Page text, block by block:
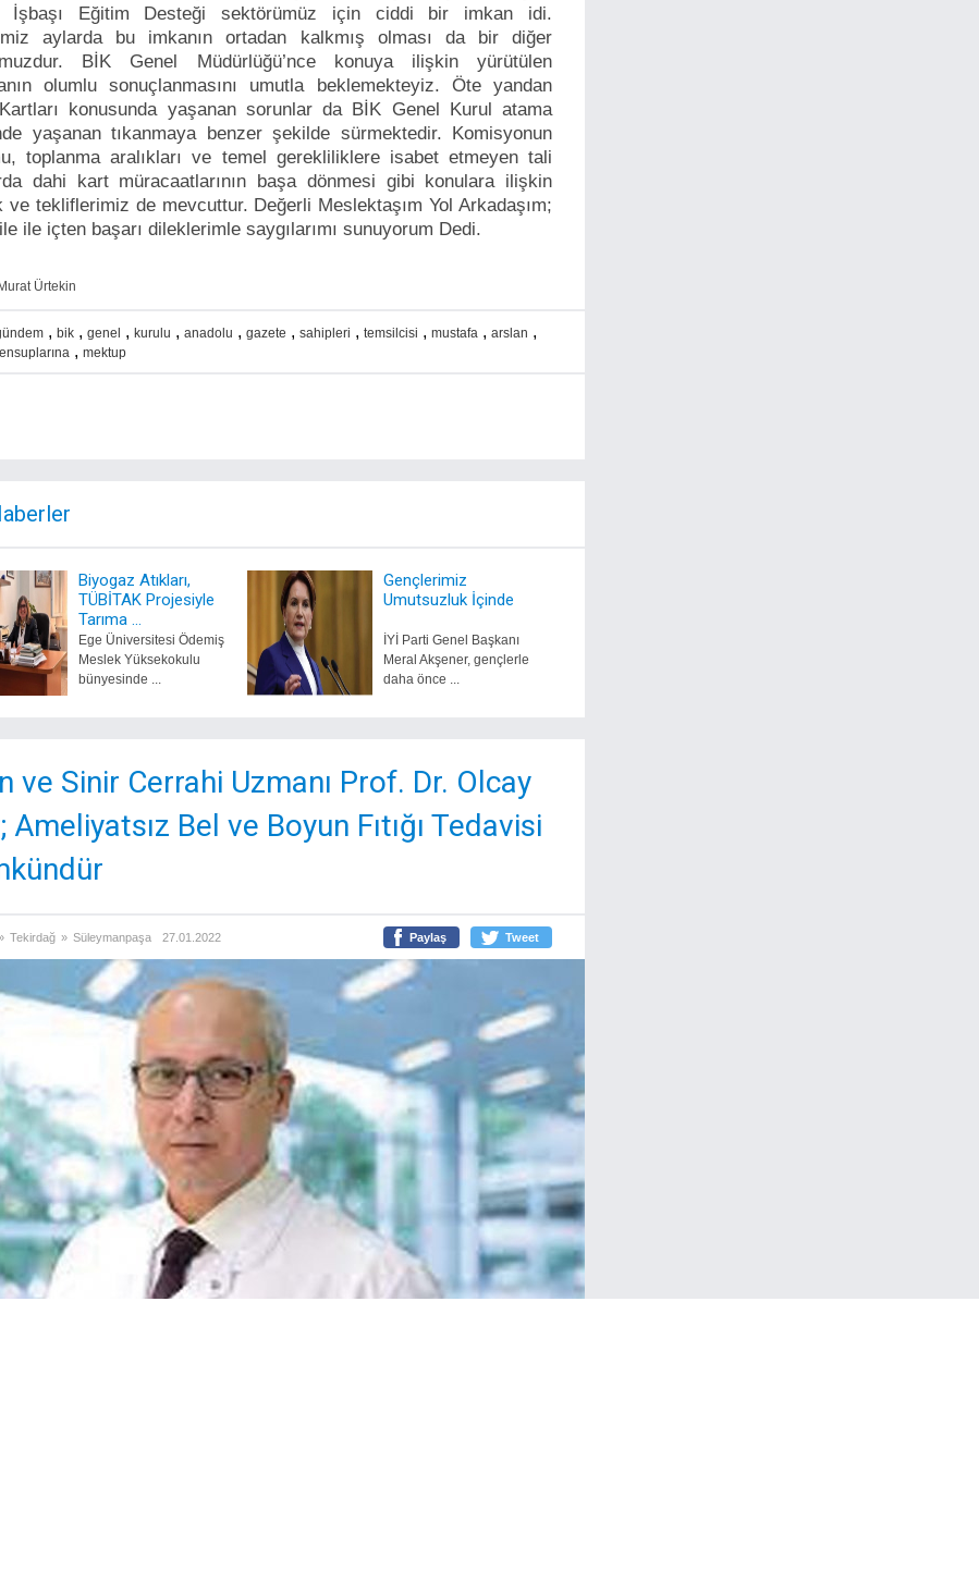
İşbaşı Eğitim Desteği sektörümüz için ciddi bir imkan idi.
aylarda bu imkanın ortadan kalkmış olması da bir diğer
BİK Genel Müdürlüğü’nce konuya ilişkin yürütülen
olumlu sonuçlanmasını umutla beklemekteyiz. Öte yandan
konusunda yaşanan sorunlar da BİK Genel Kurul atama
yaşanan tıkanmaya benzer şekilde sürmektedir. Komisyonun
toplanma aralıkları ve temel gerekliliklere isabet etmeyen tali
dahi kart müracaatlarının başa dönmesi gibi konulara ilişkin
ve tekliflerimiz de mevcuttur. Değerli Meslektaşım Yol Arkadaşım;
ile içten başarı dileklerimle saygılarımı sunuyorum Dedi.
Ürtekin
, bik , genel , kurulu , anadolu , gazete , sahipleri , temsilcisi , mustafa , arslan ,
, mektup
Biyogaz Atıkları,
TÜBİTAK Projesiyle
Tarıma ...
Ege Üniversitesi Ödemiş
Meslek Yüksekokulu
bünyesinde ...
Gençlerimiz
Umutsuzluk İçinde
İYİ Parti Genel Başkanı
Meral Akşener, gençlerle
daha önce ...
ve Sinir Cerrahi Uzmanı Prof. Dr. Olcay
Ameliyatsız Bel ve Boyun Fıtığı Tedavisi
Tekirdağ » Süleymanpaşa 27.01.2022 Paylaş Tweet